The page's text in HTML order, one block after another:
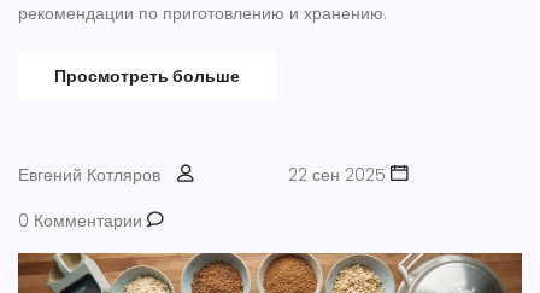
рекомендации по приготовлению и хранению.
Просмотреть больше
Евгений Котляров
22 сен 2025
0 Комментарии